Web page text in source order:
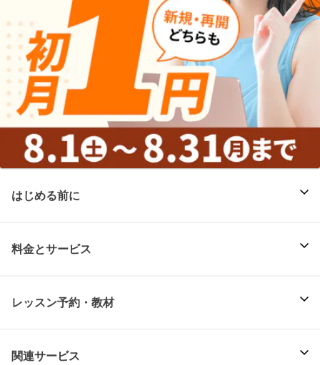
はじめる前に
料金とサービス
レッスン予約・教材
関連サービス